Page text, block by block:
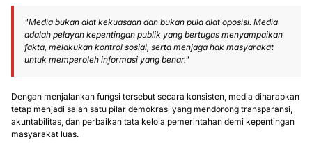
"Media bukan alat kekuasaan dan bukan pula alat oposisi. Media
adalah pelayan kepentingan publik yang bertugas menyampaikan
fakta, melakukan kontrol sosial, serta menjaga hak masyarakat
untuk memperoleh informasi yang benar."
Dengan menjalankan fungsi tersebut secara konsisten, media diharapkan
tetap menjadi salah satu pilar demokrasi yang mendorong transparansi,
akuntabilitas, dan perbaikan tata kelola pemerintahan demi kepentingan
masyarakat luas.